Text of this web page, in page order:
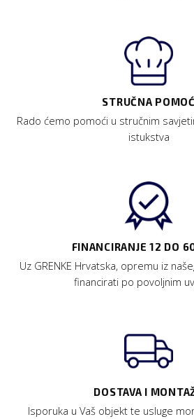
STRUČNA POMOĆ
Rado ćemo pomoći u stručnim
istukstva
FINANCIRANJE 12 DO
Uz GRENKE Hrvatska, opremu iz
financirati po povoljnim
DOSTAVA I
Isporuka u Vaš objekt te usluge